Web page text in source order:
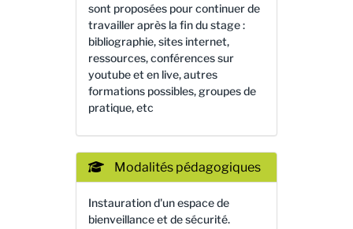
sont proposées pour continuer de
travailler après la fin du stage :
bibliographie, sites internet,
ressources, conférences sur
youtube et en live, autres
formations possibles, groupes de
pratique, etc
Modalités pédagogiques
Instauration d'un espace de
bienveillance et de sécurité.